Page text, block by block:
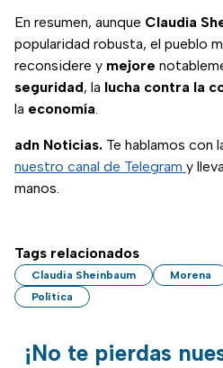
En resumen, aunque Claudia
popularidad robusta, el pueblo
reconsidere y mejore
seguridad, la lucha contra la
la economía.
adn Noticias. Te hablamos con
nuestro canal de Telegram y
manos.
Tags relacionados
Claudia Sheinbaum Morena
Política
¡No te pierdas